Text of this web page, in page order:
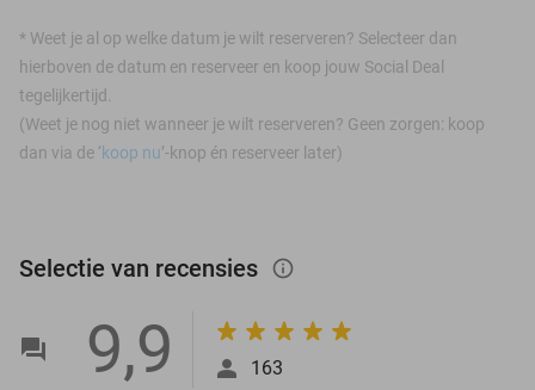
* Weet je al op welke datum je wilt reserveren? Selecteer dan
hierboven de datum en reserveer en koop jouw Social Deal
tegelijkertijd.
(Weet je nog niet wanneer je wilt reserveren? Geen zorgen: koop
dan via de ‘koop nu’-knop én reserveer later)
Selectie van recensies info_outlined
9,9 163